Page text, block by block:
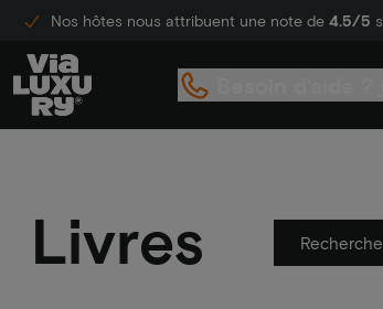
Nos hôtes nous attribuent une note de 4.5/5
Livres Recherche